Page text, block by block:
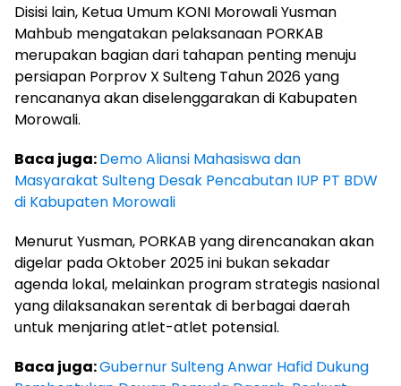
Disisi lain, Ketua Umum KONI Morowali Yusman
Mahbub mengatakan pelaksanaan PORKAB
merupakan bagian dari tahapan penting menuju
persiapan Porprov X Sulteng Tahun 2026 yang
rencananya akan diselenggarakan di Kabupaten
Morowali.
Baca juga:Demo Aliansi Mahasiswa dan
Masyarakat Sulteng Desak Pencabutan IUP PT BDW
di Kabupaten Morowali
Menurut Yusman, PORKAB yang direncanakan akan
digelar pada Oktober 2025 ini bukan sekadar
agenda lokal, melainkan program strategis nasional
yang dilaksanakan serentak di berbagai daerah
untuk menjaring atlet-atlet potensial.
Baca juga:Gubernur Sulteng Anwar Hafid Dukung